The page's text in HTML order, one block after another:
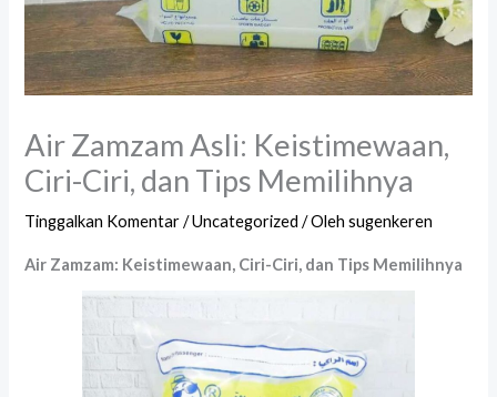
Air Zamzam Asli: Keistimewaan,
Ciri-Ciri, dan Tips Memilihnya
Tinggalkan Komentar /Uncategorized / Olehsugenkeren
Air Zamzam: Keistimewaan, Ciri-Ciri, dan Tips Memilihnya